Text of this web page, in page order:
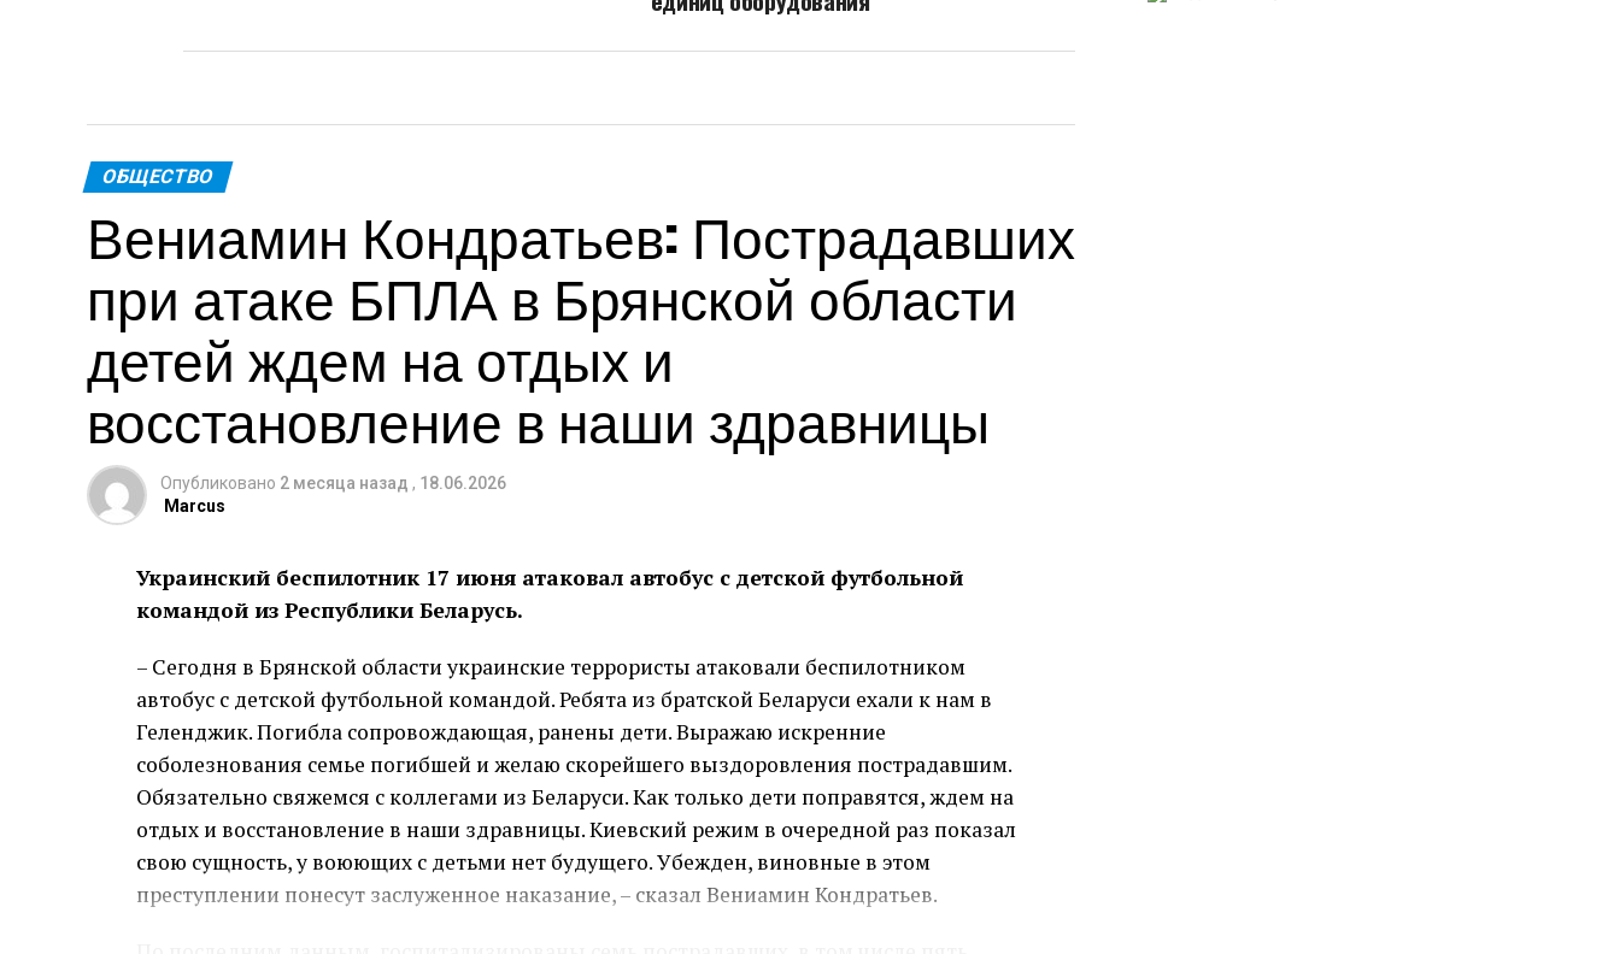
ОБЩЕСТВО
Вениамин Кондратьев: Пострадавших
при атаке БПЛА в Брянской области
детей ждем на отдых и
восстановление в наши здравницы
Опубликовано 2 месяца назад , 18.06.2026
Marcus
Украинский беспилотник 17 июня атаковал автобус с детской футбольной
командой из Республики Беларусь.
– Сегодня в Брянской области украинские террористы атаковали беспилотником
автобус с детской футбольной командой. Ребята из братской Беларуси ехали к нам в
Геленджик. Погибла сопровождающая, ранены дети. Выражаю искренние
соболезнования семье погибшей и желаю скорейшего выздоровления пострадавшим.
Обязательно свяжемся с коллегами из Беларуси. Как только дети поправятся, ждем на
отдых и восстановление в наши здравницы. Киевский режим в очередной раз показал
свою сущность, у воюющих с детьми нет будущего. Убежден, виновные в этом
преступлении понесут заслуженное наказание, – сказал Вениамин Кондратьев.